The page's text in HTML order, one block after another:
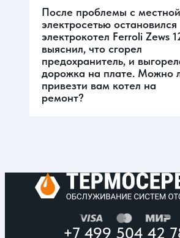
После проблемы с местной
электросетью остановился
электрокотел Ferroli Zews
выяснил, что сгорел
предохранитель, и
дорожка на плате. Можно
привезти вам котел на
ремонт?
+7 499 504 42